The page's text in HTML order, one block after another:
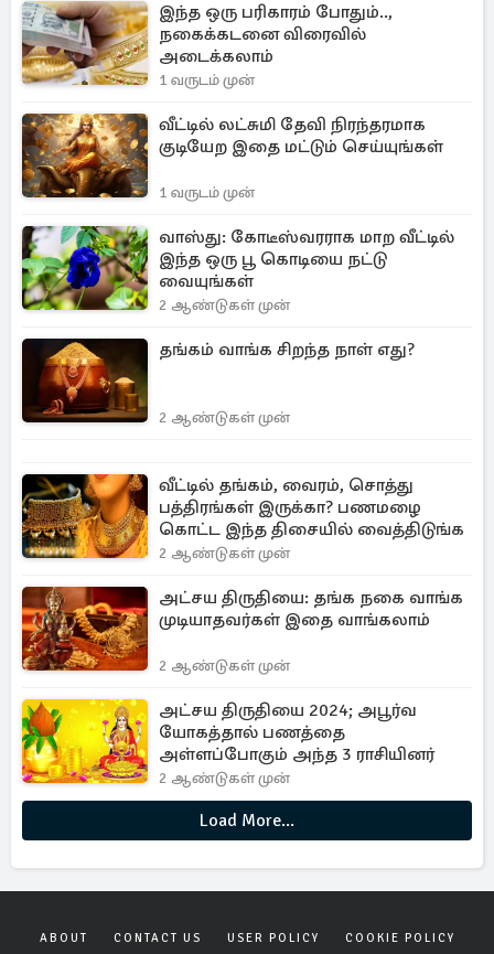
இந்த ஒரு பரிகாரம் போதும்..,
நகைக்கடனை விரைவில்
அடைக்கலாம்
1 வருடம் முன்
வீட்டில் லட்சுமி தேவி நிரந்தரமாக
குடியேற இதை மட்டும் செய்யுங்கள்
1 வருடம் முன்
வாஸ்து: கோடீஸ்வரராக மாற வீட்டில்
இந்த ஒரு பூ கொடியை நட்டு
வையுங்கள்
2 ஆண்டுகள் முன்
தங்கம் வாங்க சிறந்த நாள் எது?
2 ஆண்டுகள் முன்
வீட்டில் தங்கம், வைரம், சொத்து
பத்திரங்கள் இருக்கா? பணமழை
கொட்ட இந்த திசையில் வைத்திடுங்க
2 ஆண்டுகள் முன்
அட்சய திருதியை: தங்க நகை வாங்க
முடியாதவர்கள் இதை வாங்கலாம்
2 ஆண்டுகள் முன்
அட்சய திருதியை 2024; அபூர்வ
யோகத்தால் பணத்தை
அள்ளப்போகும் அந்த 3 ராசியினர்
2 ஆண்டுகள் முன்
Load More...
ABOUT CONTACT US USER POLICY COOKIE POLICY